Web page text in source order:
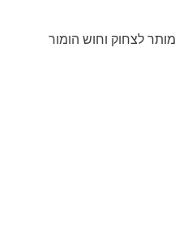
לצחוק וחוש הומור